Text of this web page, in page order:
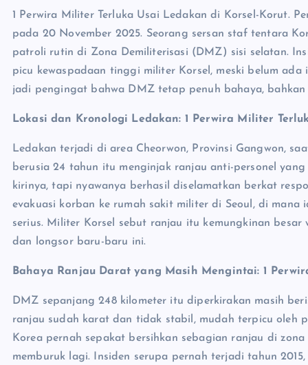
1 Perwira Militer Terluka Usai Ledakan di Korsel-Korut.
pada 20 November 2025. Seorang sersan staf tentara
patroli rutin di Zona Demiliterisasi (DMZ) sisi selatan.
picu kewaspadaan tinggi militer Korsel, meski belum
jadi pengingat bahwa DMZ tetap penuh bahaya, bahkan
Lokasi dan Kronologi Ledakan: 1 Perwira Militer
Ledakan terjadi di area Cheorwon, Provinsi Gangwon,
berusia 24 tahun itu menginjak ranjau anti-personel
kirinya, tapi nyawanya berhasil diselamatkan berkat
evakuasi korban ke rumah sakit militer di Seoul, di
serius. Militer Korsel sebut ranjau itu kemungkinan
dan longsor baru-baru ini.
Bahaya Ranjau Darat yang Masih Mengintai: 1
DMZ sepanjang 248 kilometer itu diperkirakan masih
ranjau sudah karat dan tidak stabil, mudah terpicu oleh
Korea pernah sepakat bersihkan sebagian ranjau di
memburuk lagi. Insiden serupa pernah terjadi tahun